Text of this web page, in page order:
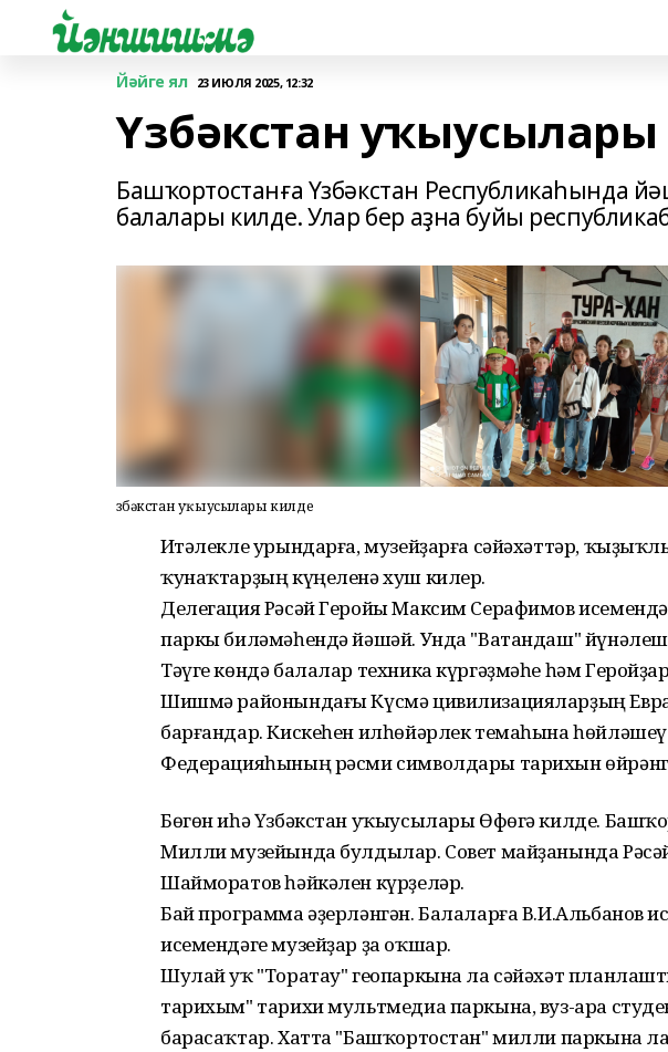
Йәйге ял 23 ИЮЛЯ 2025, 12:32
Үзбәкстан
Башҡортостанға Үзбәкстан Республикаһында
балалары килде. Улар бер аҙна буйы
Үзбәкстан уҡыусылары килде
Иҫтәлекле урындарға, музейҙарға сәйәхәттәр,
ҡунаҡтарҙың күңеленә хуш килер.
Делегация Рәсәй Геройы Максим Серафимов
паркы биләмәһендә йәшәй. Унда "Ватандаш"
Тәүге көндә балалар техника күргәҙмәһе һәм
Шишмә районындағы Күсмә цивилизацияларҙың
барғандар. Кискеһен илһөйәрлек темаһына
Федерацияһының рәсми символдары тарихын
Бөгөн иһә Үзбәкстан уҡыусылары Өфөгә килде.
Милли музейында булдылар. Совет майҙанында
Шайморатов һәйкәлен күрҙеләр.
Бай программа әҙерләнгән. Балаларға В.И.Альбанов
исемендәге музейҙар ҙа оҡшар.
Шулай уҡ "Торатау" геопаркына ла сәйәхәт
тарихым" тарихи мультмедиа паркына, вуз-ара
барасаҡтар. Хатта "Башҡортостан" милли паркына ла